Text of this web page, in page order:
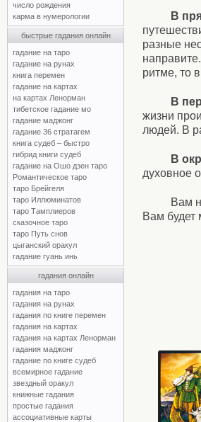
число рождения
карма в нумерологии
быстрые гадания онлайн
гадание на таро
гадание на рунах
книга перемен
гадание на картах
на картах Ленорман
тибетское гадание мо
гадание маджонг
гадание 36 стратагем
книга судеб – быстро
гибрид книги судеб
гадание на Ошо дзен таро
Романтическое таро
таро Брейгеля
таро Иллюминатов
таро Тамплиеров
сказочное таро
таро Путь снов
цыганский оракул
гадание гуань инь
гадания онлайн
гадания на таро
гадания на рунах
гадания по книге перемен
гадания на картах
гадания на картах Ленорман
гадания маджонг
гадание по книге судеб
всемирное гадание
звездный оракул
книжные гадания
простые гадания
ассоциативные карты
В
разные
ритме, то
В
жизни
людей. В
В
духовное
Вам
Вам будет